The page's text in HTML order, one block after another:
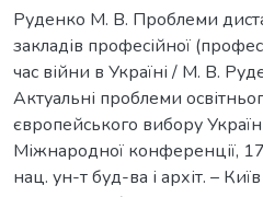
Руденко М. В. Проблеми
закладів професійної
час війни в Україні / М. В.
Актуальні проблеми
європейського вибору
Міжнародної конференції,
нац. ун-т буд-ва і архіт. –